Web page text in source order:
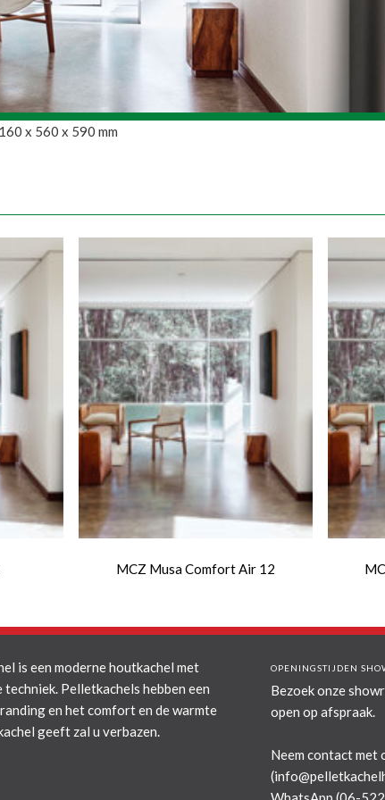
x 560 x 590 mm
MCZ Musa Comfort Air 12
is een moderne houtkachel met
techniek. Pelletkachels hebben een
en het comfort en de warmte
geeft zal u verbazen.
OPENINGSTIJDEN
Bezoek onze
open op afspraak.
Neem contact met
(